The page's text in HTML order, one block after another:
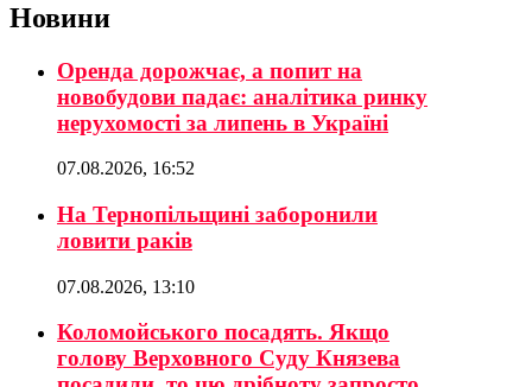
Новини
Оренда дорожчає, а попит на
новобудови падає: аналітика ринку
нерухомості за липень в Україні
07.08.2026, 16:52
На Тернопільщині заборонили
ловити раків
07.08.2026, 13:10
Коломойського посадять. Якщо
голову Верховного Суду Князева